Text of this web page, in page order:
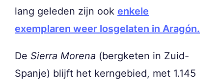
lang geleden zijn ook enkele
exemplaren weer losgelaten in Aragón.
De Sierra Morena (bergketen in Zuid-
Spanje) blijft het kerngebied, met 1.145